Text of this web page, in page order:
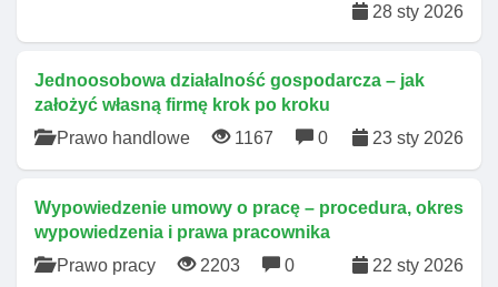
28 sty 2026
Jednoosobowa działalność gospodarcza – jak
założyć własną firmę krok po kroku
Prawo handlowe
1167 0 23 sty 2026
Wypowiedzenie umowy o pracę – procedura, okres
wypowiedzenia i prawa pracownika
Prawo pracy
2203 0 22 sty 2026